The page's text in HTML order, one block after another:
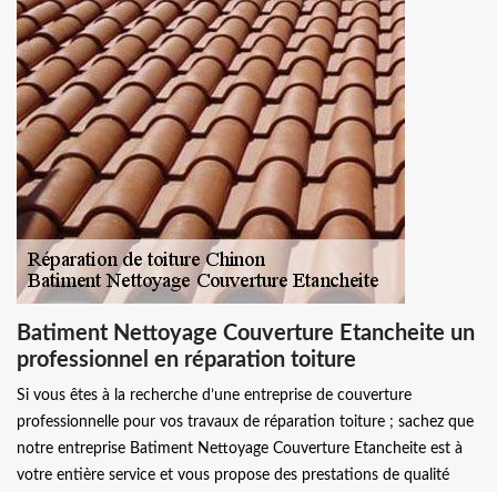
Batiment Nettoyage Couverture Etancheite un
professionnel en réparation toiture
Si vous êtes à la recherche d’une entreprise de couverture
professionnelle pour vos travaux de réparation toiture ; sachez que
notre entreprise Batiment Nettoyage Couverture Etancheite est à
votre entière service et vous propose des prestations de qualité